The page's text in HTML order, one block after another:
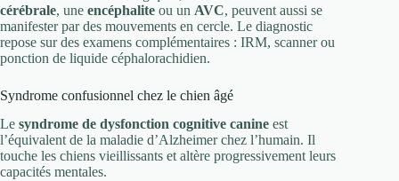
cérébrale, une encéphalite ou un AVC, peuvent aussi se
manifester par des mouvements en cercle. Le diagnostic
repose sur des examens complémentaires : IRM, scanner ou
ponction de liquide céphalorachidien.
Syndrome confusionnel chez le chien âgé
Le syndrome de dysfonction cognitive canine est
l’équivalent de la maladie d’Alzheimer chez l’humain. Il
touche les chiens vieillissants et altère progressivement leurs
capacités mentales.